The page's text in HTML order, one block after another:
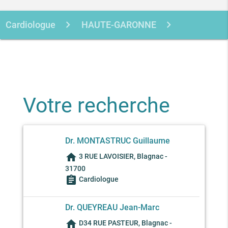
Cardiologue HAUTE-GARONNE
Votre recherche
Dr. MONTASTRUC Guillaume
home 3 RUE LAVOISIER, Blagnac -
31700
assignment Cardiologue
Dr. QUEYREAU Jean-Marc
home D34 RUE PASTEUR, Blagnac -